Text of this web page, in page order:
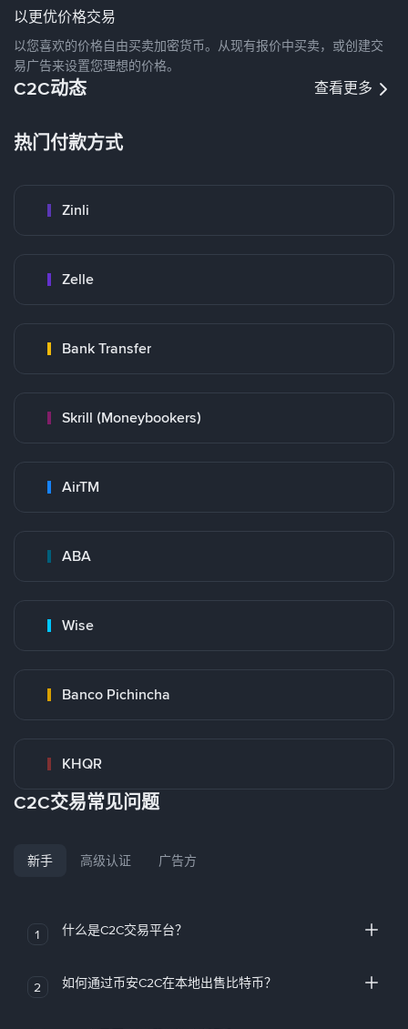
以更优价格交易
以您喜欢的价格自由买卖加密货币。从现有报价中买卖，或创建交
易广告来设置您理想的价格。
C2C动态 查看更多
热门付款方式
Zinli
Zelle
Bank Transfer
Skrill (Moneybookers)
AirTM
ABA
Wise
Banco Pichincha
KHQR
C2C交易常见问题
新手 高级认证 广告方
1 什么是C2C交易平台？
2 如何通过币安C2C在本地出售比特币？